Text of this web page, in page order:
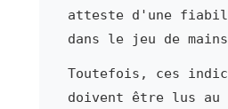
atteste d'une
dans le jeu de
Toutefois, ces
doivent être lus au